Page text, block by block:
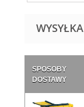
WYSYŁKA
SPOSOBY
DOSTAWY